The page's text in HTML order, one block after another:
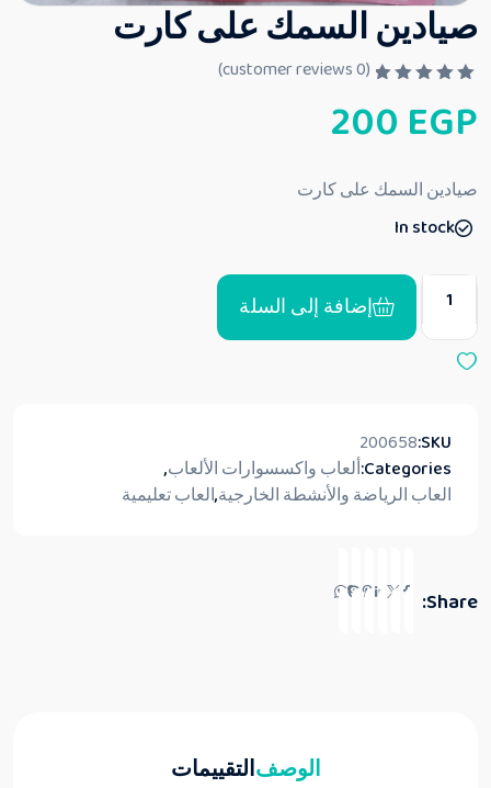
صيادين السمك على كارت
م
ا
ي
م
ن
(
0
200 EGP
صيادين السمك على كارت
In stock
إضافة إلى السلة
SKU:
200658
Categories:ألعاب واكسسوارات الألعاب,
العاب الرياضة والأنشطة الخارجية,العاب تعليمية
Share:
الوصفالتقييمات